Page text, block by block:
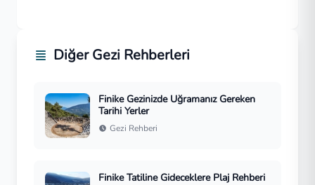
Diğer Gezi Rehberleri
Finike Gezinizde Uğramanız Gereken
Tarihi Yerler
Gezi Rehberi
Finike Tatiline Gideceklere Plaj Rehberi